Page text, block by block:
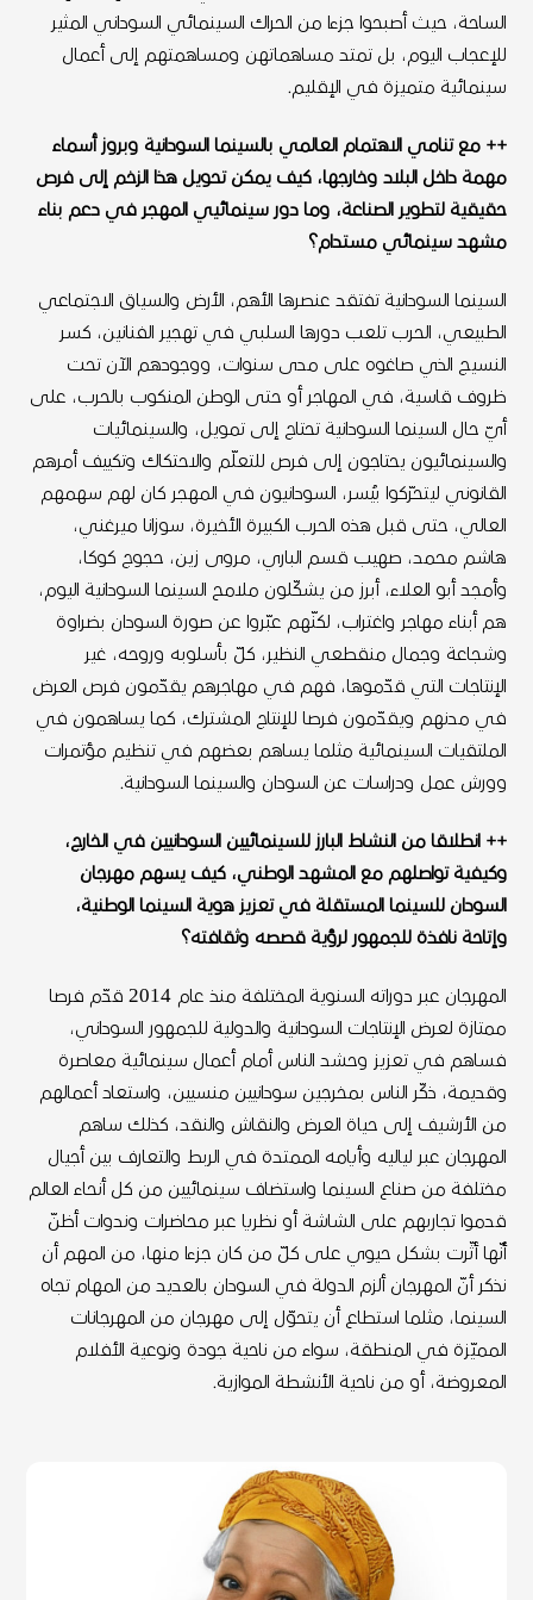
الساحة، حيث أصبحوا جزءا من الحراك السينمائي السوداني المثير
للإعجاب اليوم، بل تمتد مساهماتهن ومساهمتهم إلى أعمال
سينمائية متميزة في الإقليم.
++ مع تنامي الاهتمام العالمي بالسينما السودانية وبروز أسماء
مهمة داخل البلاد وخارجها، كيف يمكن تحويل هذا الزخم إلى فرص
حقيقية لتطوير الصناعة، وما دور سينمائيي المهجر في دعم بناء
مشهد سينمائي مستدام؟
السينما السودانية تفتقد عنصرها الأهم، الأرض والسياق الاجتماعي
الطبيعي، الحرب تلعب دورها السلبي في تهجير الفنانين، كسر
النسيج الذي صاغوه على مدى سنوات، ووجودهم الآن تحت
ظروف قاسية، في المهاجر أو حتى الوطن المنكوب بالحرب، على
أيّ حال السينما السودانية تحتاج إلى تمويل، والسينمائيات
والسينمائيون يحتاجون إلى فرص للتعلّم والاحتكاك وتكييف أمرهم
القانوني ليتحرّكوا بيُسر، السودانيون في المهجر كان لهم سهمهم
العالي، حتى قبل هذه الحرب الكبيرة الأخيرة، سوزانا ميرغني،
هاشم محمد، صهيب قسم الباري، مروى زين، حجوج كوكا،
وأمجد أبو العلاء، أبرز من يشكّلون ملامح السينما السودانية اليوم،
هم أبناء مهاجر واغتراب، لكنّهم عبّروا عن صورة السودان بضراوة
وشجاعة وجمال منقطعي النظير، كلّ بأسلوبه وروحه، غير
الإنتاجات التي قدّموها، فهم في مهاجرهم يقدّمون فرص العرض
في مدنهم ويقدّمون فرصا للإنتاج المشترك، كما يساهمون في
الملتقيات السينمائية مثلما يساهم بعضهم في تنظيم مؤتمرات
وورش عمل ودراسات عن السودان والسينما السودانية.
++ انطلاقا من النشاط البارز للسينمائيين السودانيين في الخارج،
وكيفية تواصلهم مع المشهد الوطني، كيف يسهم مهرجان
السودان للسينما المستقلة في تعزيز هوية السينما الوطنية،
وإتاحة نافذة للجمهور لرؤية قصصه وثقافته؟
المهرجان عبر دوراته السنوية المختلفة منذ عام 2014 قدّم فرصا
ممتازة لعرض الإنتاجات السودانية والدولية للجمهور السوداني،
فساهم في تعزيز وحشد الناس أمام أعمال سينمائية معاصرة
وقديمة، ذكّر الناس بمخرجين سودانيين منسيين، واستعاد أعمالهم
من الأرشيف إلى حياة العرض والنقاش والنقد، كذلك ساهم
المهرجان عبر لياليه وأيامه الممتدة في الربط والتعارف بين أجيال
مختلفة من صناع السينما واستضاف سينمائيين من كل أنحاء العالم
قدموا تجاربهم على الشاشة أو نظريا عبر محاضرات وندوات أظنّ
أنّها أثّرت بشكل حيوي على كلّ من كان جزءا منها، من المهم أن
نذكر أنّ المهرجان ألزم الدولة في السودان بالعديد من المهام تجاه
السينما، مثلما استطاع أن يتحوّل إلى مهرجان من المهرجانات
المميّزة في المنطقة، سواء من ناحية جودة ونوعية الأفلام
المعروضة، أو من ناحية الأنشطة الموازية.